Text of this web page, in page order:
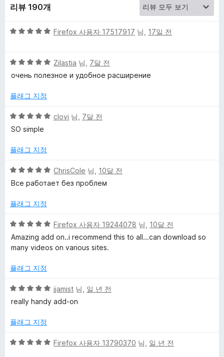
i
c
k
I
m
a
g
e
D
o
w
n
리뷰 190개
5
점
에
점
Firefox 사용자 17517917 님, 17일 전
5
점
점
5
점
Zilastia 님, 7달 전
очень полезное и удобное расширение
플래그 지정
5
점
점
5
점
clovi 님, 7달 전
SO simple
플래그 지정
5
점
점
5
점
ChrisCole 님, 10달 전
Все работает без проблем
플래그 지정
5
점
만
에
점
Firefox 사용자 19244078 님, 10달 전
Amazing add on..i recommend this to all...can download so
many videos on various sites.
플래그 지정
5
점
점
5
jjamist 님, 일 년 전
really handy add-on
플래그 지정
5
Firefox 사용자 13790370 님, 일 년 전